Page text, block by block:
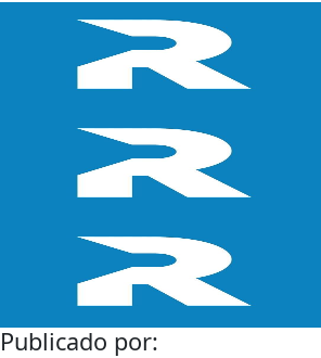
Publicado por: